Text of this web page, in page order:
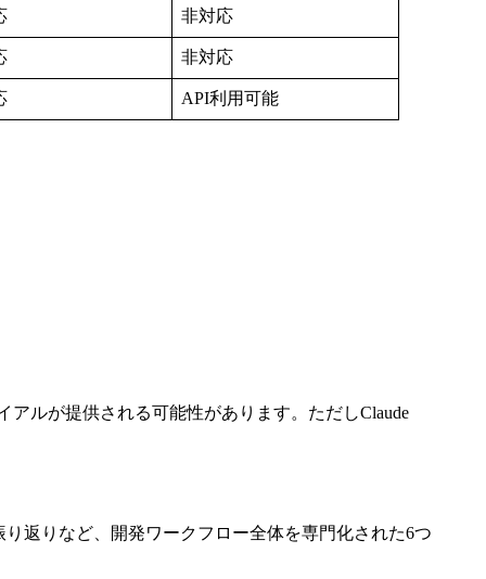
非対応
非対応
API利用可能
アルが提供される可能性があります。ただしClaude
返りなど、開発ワークフロー全体を専門化された6つ